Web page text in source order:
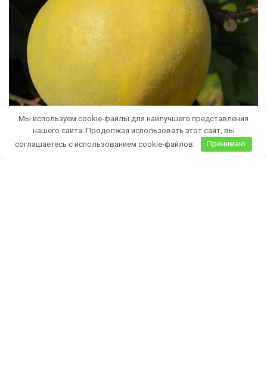
Мы используем cookie-файлы для наилучшего представления
нашего сайта. Продолжая использовать этот сайт, вы
соглашаетесь с использованием cookie-файлов.
Принимаю